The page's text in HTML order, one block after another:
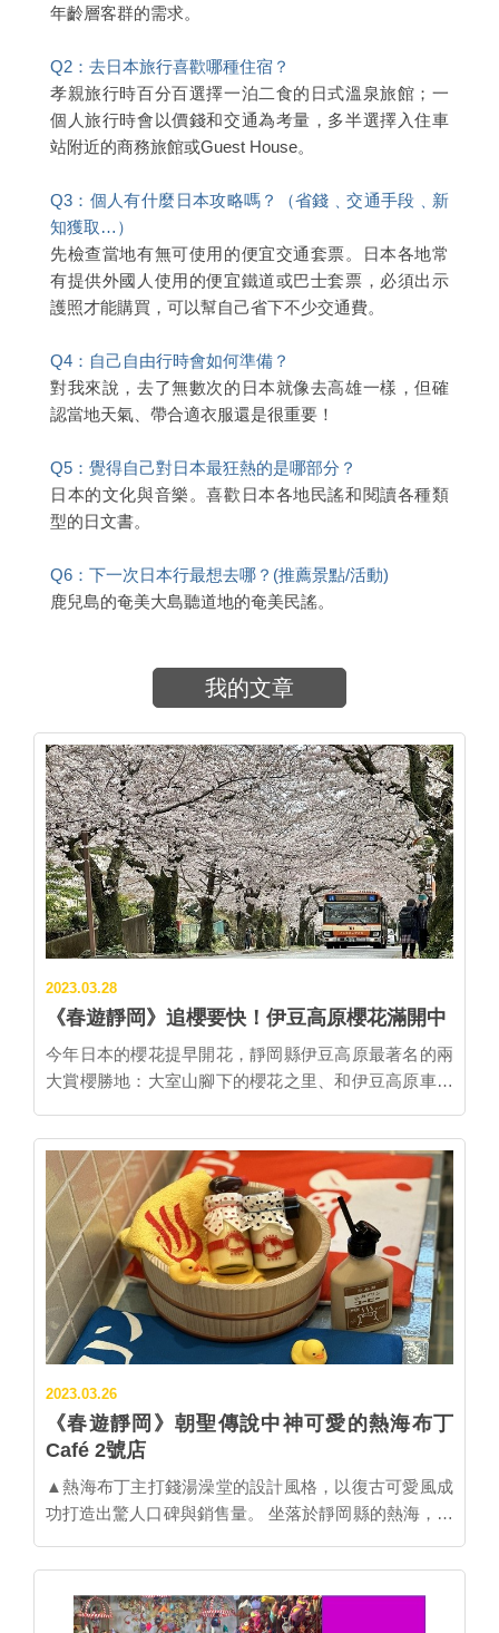
年齡層客群的需求。
Q2：去日本旅行喜歡哪種住宿？
孝親旅行時百分百選擇一泊二食的日式溫泉旅館；一
個人旅行時會以價錢和交通為考量，多半選擇入住車
站附近的商務旅館或Guest House。
Q3：個人有什麼日本攻略嗎？（省錢﹑交通手段﹑新
知獲取…）
先檢查當地有無可使用的便宜交通套票。日本各地常
有提供外國人使用的便宜鐵道或巴士套票，必須出示
護照才能購買，可以幫自己省下不少交通費。
Q4：自己自由行時會如何準備？
對我來說，去了無數次的日本就像去高雄一樣，但確
認當地天氣、帶合適衣服還是很重要！
Q5：覺得自己對日本最狂熱的是哪部分？
日本的文化與音樂。喜歡日本各地民謠和閱讀各種類
型的日文書。
Q6：下一次日本行最想去哪？(推薦景點/活動)
鹿兒島的奄美大島聽道地的奄美民謠。
我的文章
2023.03.28
《春遊靜岡》追櫻要快！伊豆高原櫻花滿開中
今年日本的櫻花提早開花，靜岡縣伊豆高原最著名的兩
大賞櫻勝地：大室山腳下的櫻花之里、和伊豆高原車站
週即將邁入尾聲。 ▲櫻花之里腹地廣大，40品種的櫻花
之美讓人驚豔不已。 坐落於大室山腳下的櫻花之里，園
區廣達4萬平米共栽植約40品種、1500株櫻花樹，背景
襯上圓圓的大室山，真的美極了。目前4月有染井吉野
櫻、枝垂櫻等，5月有八重櫻、9月有十月櫻、冬天則有
兼六園櫻等，隨著季節時序陸續開花，賞櫻期長達8個
月，是在地人氣的賞櫻名所。配合櫻花滿開，即日起至
4月5日，每晚18:00-21:00也有夜間點燈，可觀賞魔幻的
夜櫻風光。 ▲運氣好的話，也有機會在櫻花之里看見富
是滿開盛況，長達3公里的櫻花隧道，共有600株櫻花
樹，賞櫻時節車潮人潮不斷，步行其中最能感受春天之
美。 ▲長達三公里的伊豆高原櫻花隧道現在櫻花滿開
中。 …
2023.03.26
《春遊靜岡》朝聖傳說中神可愛的熱海布丁
Café 2號店
▲熱海布丁主打錢湯澡堂的設計風格，以復古可愛風成
功打造出驚人口碑與銷售量。 坐落於靜岡縣的熱海，是
後來一度沉寂沒落。近年來由於裝潢或可愛或時尚的甜
點店不斷進駐熱海商店街，無論美味或賣相都大大擄獲
遊客芳心，熱海的「溫泉蜜月之都」形象早已悄悄轉變